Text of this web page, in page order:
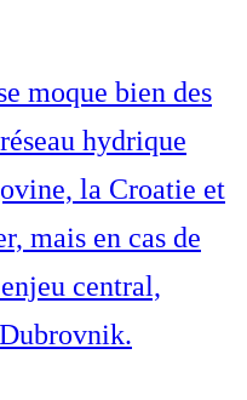
moque bien des
hydrique
la Croatie et
mais en cas de
central,